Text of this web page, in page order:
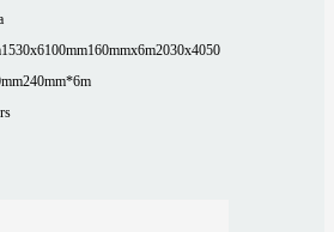
1530x6100mm160mmx6m2030x4050
240mm*6m